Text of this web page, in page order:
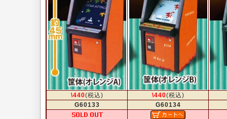
\440(税込) \440(税込)
G60133
G60134